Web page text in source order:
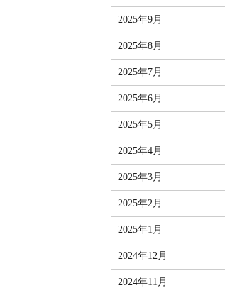
2025年9月
2025年8月
2025年7月
2025年6月
2025年5月
2025年4月
2025年3月
2025年2月
2025年1月
2024年12月
2024年11月